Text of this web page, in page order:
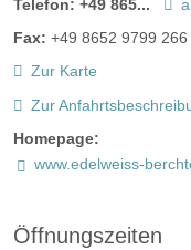
Telefon: +49 865...
Fax: +49 8652 9799 266
Zur Karte
Zur
Homepage:
www.edelweiss-
Öffnungszeiten